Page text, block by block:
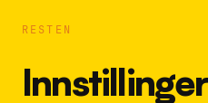
RESTEN
Innstillinger